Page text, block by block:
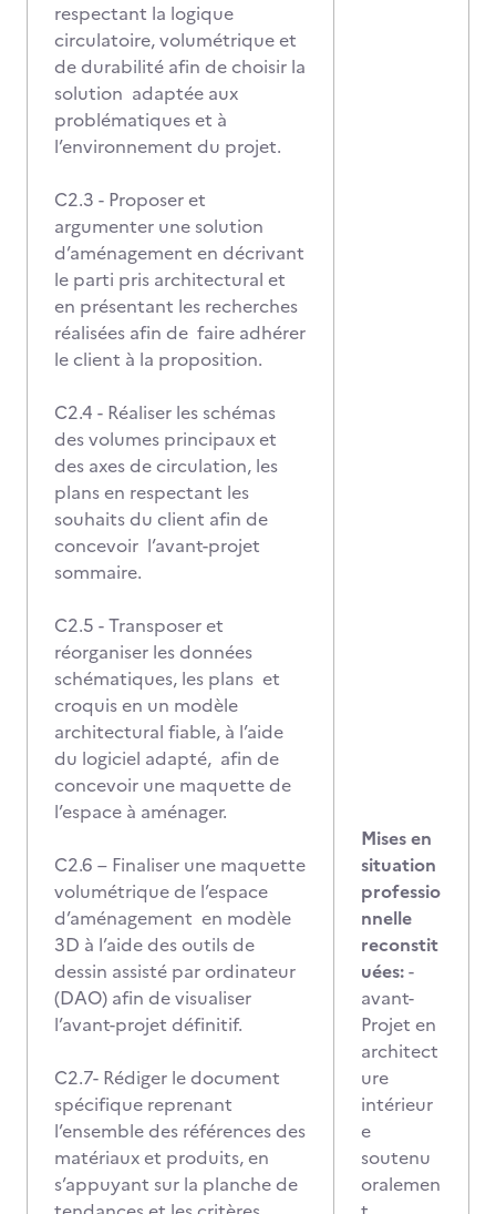
respectant la logique
circulatoire, volumétrique et
de durabilité afin de choisir la
solution adaptée aux
problématiques et à
l’environnement du projet.
C2.3 - Proposer et
argumenter une solution
d’aménagement en décrivant
le parti pris architectural et
en présentant les recherches
réalisées afin de faire adhérer
le client à la proposition.
C2.4 - Réaliser les schémas
des volumes principaux et
des axes de circulation, les
plans en respectant les
souhaits du client afin de
concevoir l’avant-projet
sommaire.
C2.5 - Transposer et
réorganiser les données
schématiques, les plans et
croquis en un modèle
architectural fiable, à l’aide
du logiciel adapté, afin de
concevoir une maquette de
l’espace à aménager.
C2.6 – Finaliser une maquette
volumétrique de l’espace
d’aménagement en modèle
3D à l’aide des outils de
dessin assisté par ordinateur
(DAO) afin de visualiser
l’avant-projet définitif.
C2.7- Rédiger le document
spécifique reprenant
l’ensemble des références des
matériaux et produits, en
s’appuyant sur la planche de
Mises en
situation
professio
nnelle
reconstit
uées:-
avant-
Projet en
architect
ure
intérieur
e
soutenu
oralemen